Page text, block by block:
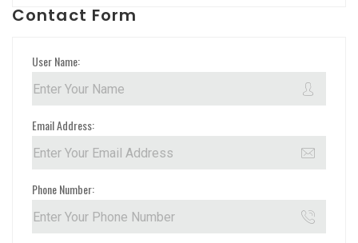
Contact Form
User Name:
Email Address:
Phone Number: